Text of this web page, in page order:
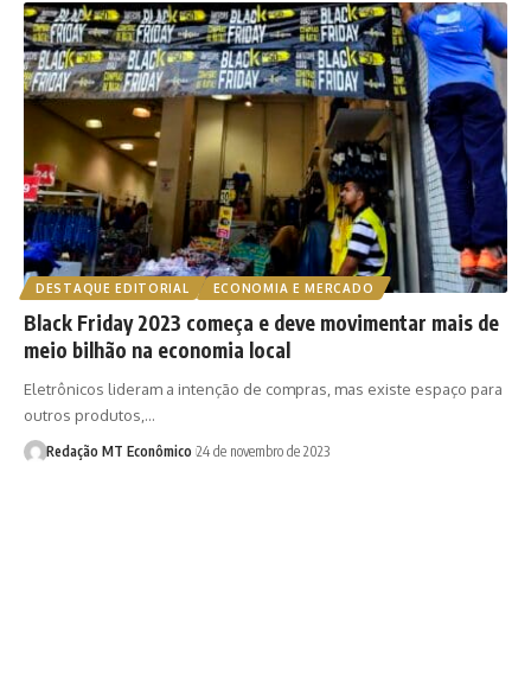
DESTAQUE EDITORIAL ECONOMIA E MERCADO
Black Friday 2023 começa e deve movimentar mais de
meio bilhão na economia local
Eletrônicos lideram a intenção de compras, mas existe espaço para
outros produtos,…
Redação MT Econômico 24 de novembro de 2023